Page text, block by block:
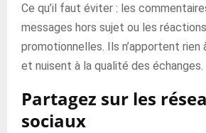
Ce qu’il faut éviter : les
messages hors sujet ou les
promotionnelles. Ils n’apportent rien
et nuisent à la qualité des échanges.
Partagez sur les
sociaux